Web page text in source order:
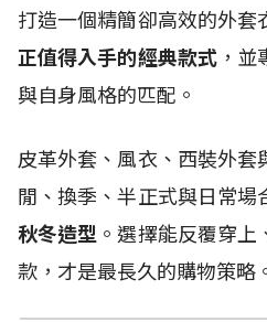
打造一個精簡卻高效的外套
正值得入手的經典款式，並
與自身風格的匹配。
皮革外套、風衣、西裝外套
閒、換季、半正式與日常場
秋冬造型 。選擇能反覆穿
款，才是最長久的購物策略